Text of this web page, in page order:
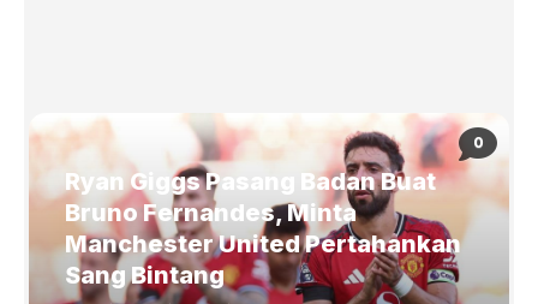
0
Ryan Giggs Pasang Badan Buat
Bruno Fernandes, Minta
Manchester United Pertahankan
Sang Bintang